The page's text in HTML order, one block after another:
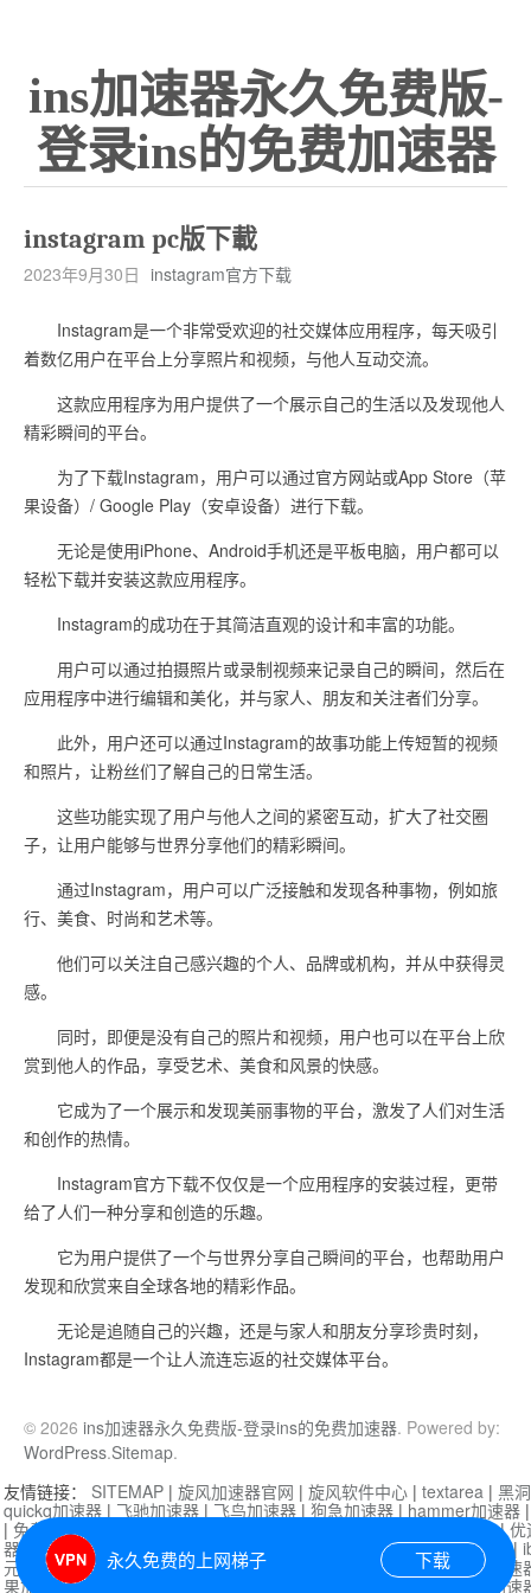
ins加速器永久免费版-
登录ins的免费加速器
instagram pc版下載
2023年9月30日 instagram官方下载
Instagram是一个非常受欢迎的社交媒体应用程序，每天吸引
着数亿用户在平台上分享照片和视频，与他人互动交流。
这款应用程序为用户提供了一个展示自己的生活以及发现他人
精彩瞬间的平台。
为了下载Instagram，用户可以通过官方网站或App Store（苹
果设备）/ Google Play（安卓设备）进行下载。
无论是使用iPhone、Android手机还是平板电脑，用户都可以
轻松下载并安装这款应用程序。
Instagram的成功在于其简洁直观的设计和丰富的功能。
用户可以通过拍摄照片或录制视频来记录自己的瞬间，然后在
应用程序中进行编辑和美化，并与家人、朋友和关注者们分享。
此外，用户还可以通过Instagram的故事功能上传短暂的视频
和照片，让粉丝们了解自己的日常生活。
这些功能实现了用户与他人之间的紧密互动，扩大了社交圈
子，让用户能够与世界分享他们的精彩瞬间。
通过Instagram，用户可以广泛接触和发现各种事物，例如旅
行、美食、时尚和艺术等。
他们可以关注自己感兴趣的个人、品牌或机构，并从中获得灵
感。
同时，即便是没有自己的照片和视频，用户也可以在平台上欣
赏到他人的作品，享受艺术、美食和风景的快感。
它成为了一个展示和发现美丽事物的平台，激发了人们对生活
和创作的热情。
Instagram官方下载不仅仅是一个应用程序的安装过程，更带
给了人们一种分享和创造的乐趣。
它为用户提供了一个与世界分享自己瞬间的平台，也帮助用户
发现和欣赏来自全球各地的精彩作品。
无论是追随自己的兴趣，还是与家人和朋友分享珍贵时刻，
Instagram都是一个让人流连忘返的社交媒体平台。
© 2026 ins加速器永久免费版-登录ins的免费加速器. Powered by:
WordPress.Sitemap.
永久免费的上网梯子 下载
友情链接： SITEMAP | 旋风加速器官网 | 旋风软件中心 | textarea | 黑
quickq加速器 | 飞驰加速器 | 飞鸟加速器 | 狗急加速器 | hammer加速器
| 免费vqn加速外网 迷雾通|优
器| 快柠檬加速器|黑洞加速 |falemon 快橙加速器|anycast加速器 |
元机场加速器 |一元机场|老王加速器 | 白石山|
小牛加速
果加速器|黑洞加速 芒果加速